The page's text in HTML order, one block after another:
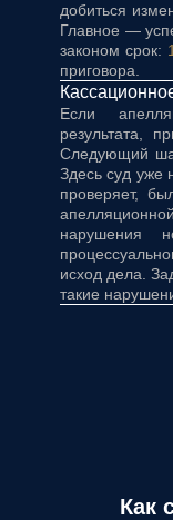
добиться
Главное —
законом срок:
приговора.
Если
результата,
Следующий
Здесь суд уже
проверяет,
нарушения
исход дела.
такие
Как